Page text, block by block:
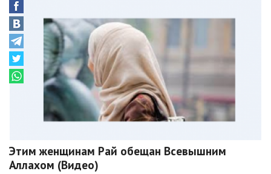
Этим женщинам Рай обещан Всевышним
Аллахом (Видео)